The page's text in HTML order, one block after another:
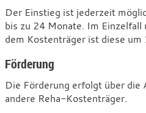
Der Einstieg ist jederzeit
bis zu 24 Monate. Im Einzelfall
dem Kostenträger ist diese
Förderung
Die Förderung erfolgt über
andere Reha-Kostenträger.